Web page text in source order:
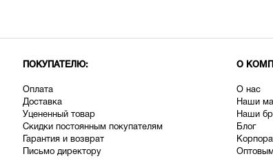
ПОКУПАТЕЛЮ:
Оплата
Доставка
Уцененный товар
Скидки постоянным покупателям
Гарантия и возврат
Письмо директору
О
О нас
Наши
Наши
Блог